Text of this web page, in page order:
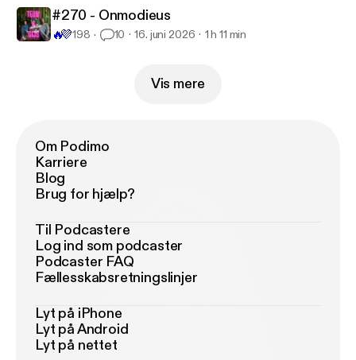
#270 - Onmodieus
🔥💜198 10 16. juni 2026 1 h 11 min
Vis mere
Om Podimo
Karriere
Blog
Brug for hjælp?
Til Podcastere
Log ind som podcaster
Podcaster FAQ
Fællesskabsretningslinjer
Lyt på iPhone
Lyt på Android
Lyt på nettet